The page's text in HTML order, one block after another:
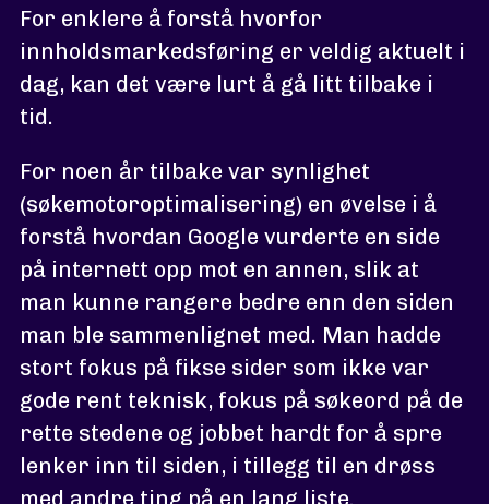
For enklere å forstå hvorfor
innholdsmarkedsføring er veldig aktuelt i
dag, kan det være lurt å gå litt tilbake i
tid.
For noen år tilbake var synlighet
(søkemotoroptimalisering) en øvelse i å
forstå hvordan Google vurderte en side
på internett opp mot en annen, slik at
man kunne rangere bedre enn den siden
man ble sammenlignet med. Man hadde
stort fokus på fikse sider som ikke var
gode rent teknisk, fokus på søkeord på de
rette stedene og jobbet hardt for å spre
lenker inn til siden, i tillegg til en drøss
med andre ting på en lang liste.